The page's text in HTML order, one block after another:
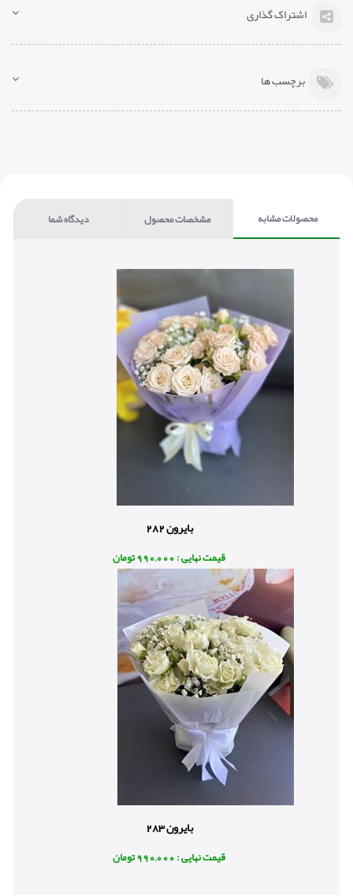
اشتراک گذاری
برچسب ها
محصولات مشابه مشخصات محصول دیدگاه شما
بایرون 282
قیمت نهایی : 990,000 تومان
بایرون 283
قیمت نهایی : 990,000 تومان